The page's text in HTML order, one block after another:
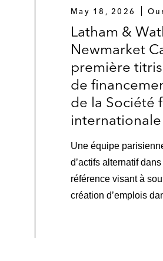
May 18, 2026
Latham &
Newmarket
première
de
de la Société
internationale
Une équipe
d’actifs alternatif
référence visant à
création d’emplois